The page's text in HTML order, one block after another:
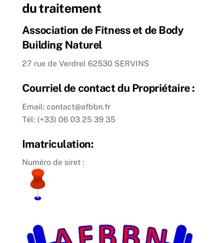
du traitement
Association de Fitness et de Body
Building Naturel
27 rue de Verdrel 62530 SERVINS
Courriel de contact du Propriétaire :
Email: contact@afbbn.fr
Tél: (+33) 06 03 25 39 35
Imatriculation:
Numéro de siret :